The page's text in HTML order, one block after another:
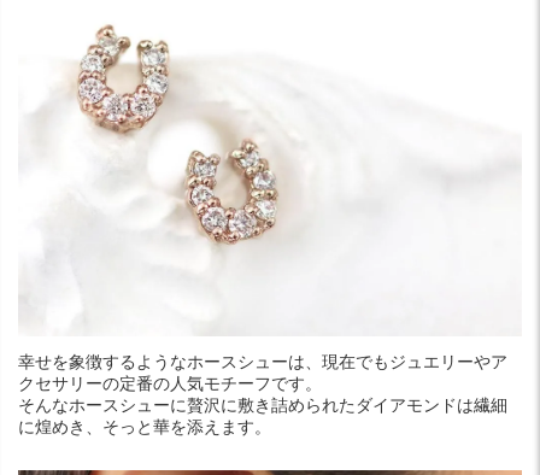
幸せを象徴するようなホースシューは、現在でもジュエリーやア
クセサリーの定番の人気モチーフです。
そんなホースシューに贅沢に敷き詰められたダイアモンドは繊細
に煌めき、そっと華を添えます。